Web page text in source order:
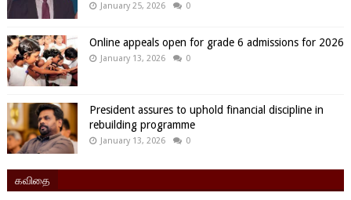
January 25, 2026 0
Online appeals open for grade 6 admissions for 2026
January 13, 2026 0
President assures to uphold financial discipline in
rebuilding programme
January 13, 2026 0
கவிதை